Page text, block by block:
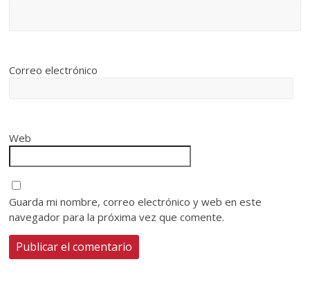
Correo electrónico
Web
Guarda mi nombre, correo electrónico y web en este
navegador para la próxima vez que comente.